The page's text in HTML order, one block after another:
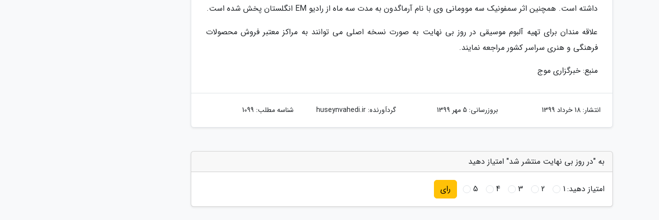
داشته است. همچنین اثر سمفونیک سه موومانی وی با نام آرماگدون به مدت سه ماه از رادیو EM انگلستان پخش شده است.
علاقه مندان برای تهیه آلبوم موسیقی در روز بی نهایت به صورت نسخه اصلی می توانند به مراکز معتبر فروش محصولات
فرهنگی و هنری سراسر کشور مراجعه نمایند.
منبع: خبرگزاری موج
انتشار: 18 خرداد 1399 بروزرسانی: 5 مهر 1399 گردآورنده:huseynvahedi.ir شناسه مطلب: 1099
به "در روز بی نهایت منتشر شد" امتیاز دهید
امتیاز دهید:1
2
3
4
5 رای